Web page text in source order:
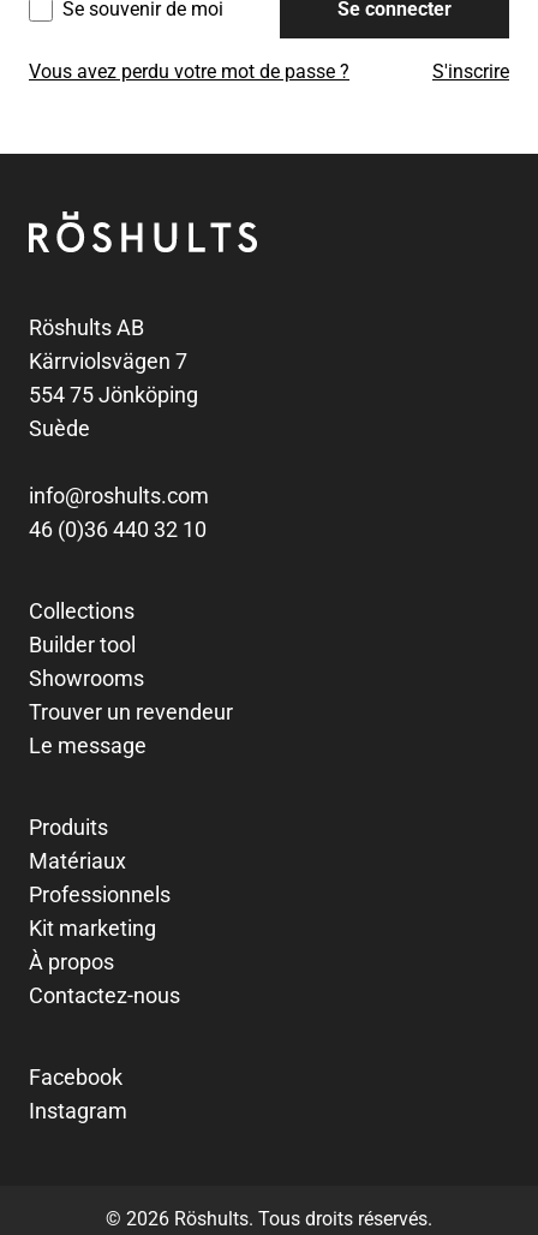
Se souvenir de moi Se connecter
Vous avez perdu votre mot de passe ? S'inscrire
Röshults
Röshults AB
Kärrviolsvägen 7
554 75 Jönköping
Suède
info@roshults.com
46 (0)36 440 32 10
Collections
Builder tool
Showrooms
Trouver un revendeur
Le message
Produits
Matériaux
Professionnels
Kit marketing
À propos
Contactez-nous
Facebook
Instagram
© 2026 Röshults. Tous droits réservés.